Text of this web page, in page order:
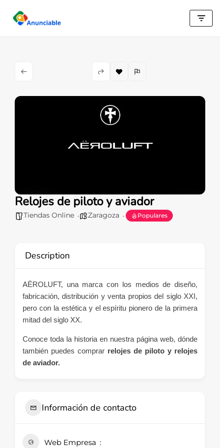
Saltar
Relojes de piloto y aviador
Tiendas Online Zaragoza Populares
Description
AËROLUFT, una marca con los medios de diseño,
fabricación, distribución y venta propios del siglo XXI,
pero con la estética y el espíritu pionero de la primera
mitad del siglo XX.
Conoce toda la historia en nuestra página web, dónde
también puedes comprar relojes de piloto y relojes
de aviador.
Información de contacto
Web Empresa